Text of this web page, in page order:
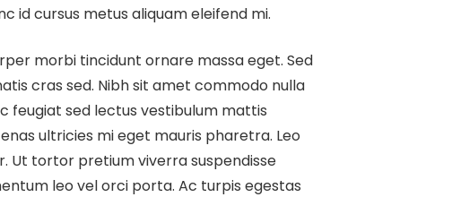
id cursus metus aliquam eleifend mi.
morbi tincidunt ornare massa eget. Sed
cras sed. Nibh sit amet commodo nulla
feugiat sed lectus vestibulum mattis
ultricies mi eget mauris pharetra. Leo
Ut tortor pretium viverra suspendisse
leo vel orci porta. Ac turpis egestas